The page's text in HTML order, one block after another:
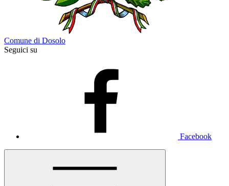
Comune di Dosolo
Seguici su
Facebook